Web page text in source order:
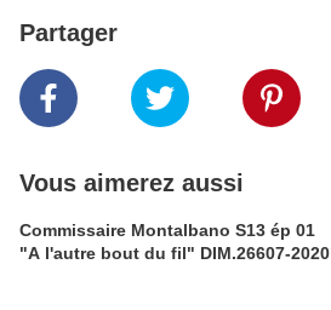
Partager
Vous aimerez aussi
Commissaire Montalbano S13 ép 01
"A l'autre bout du fil" DIM.26607-2020